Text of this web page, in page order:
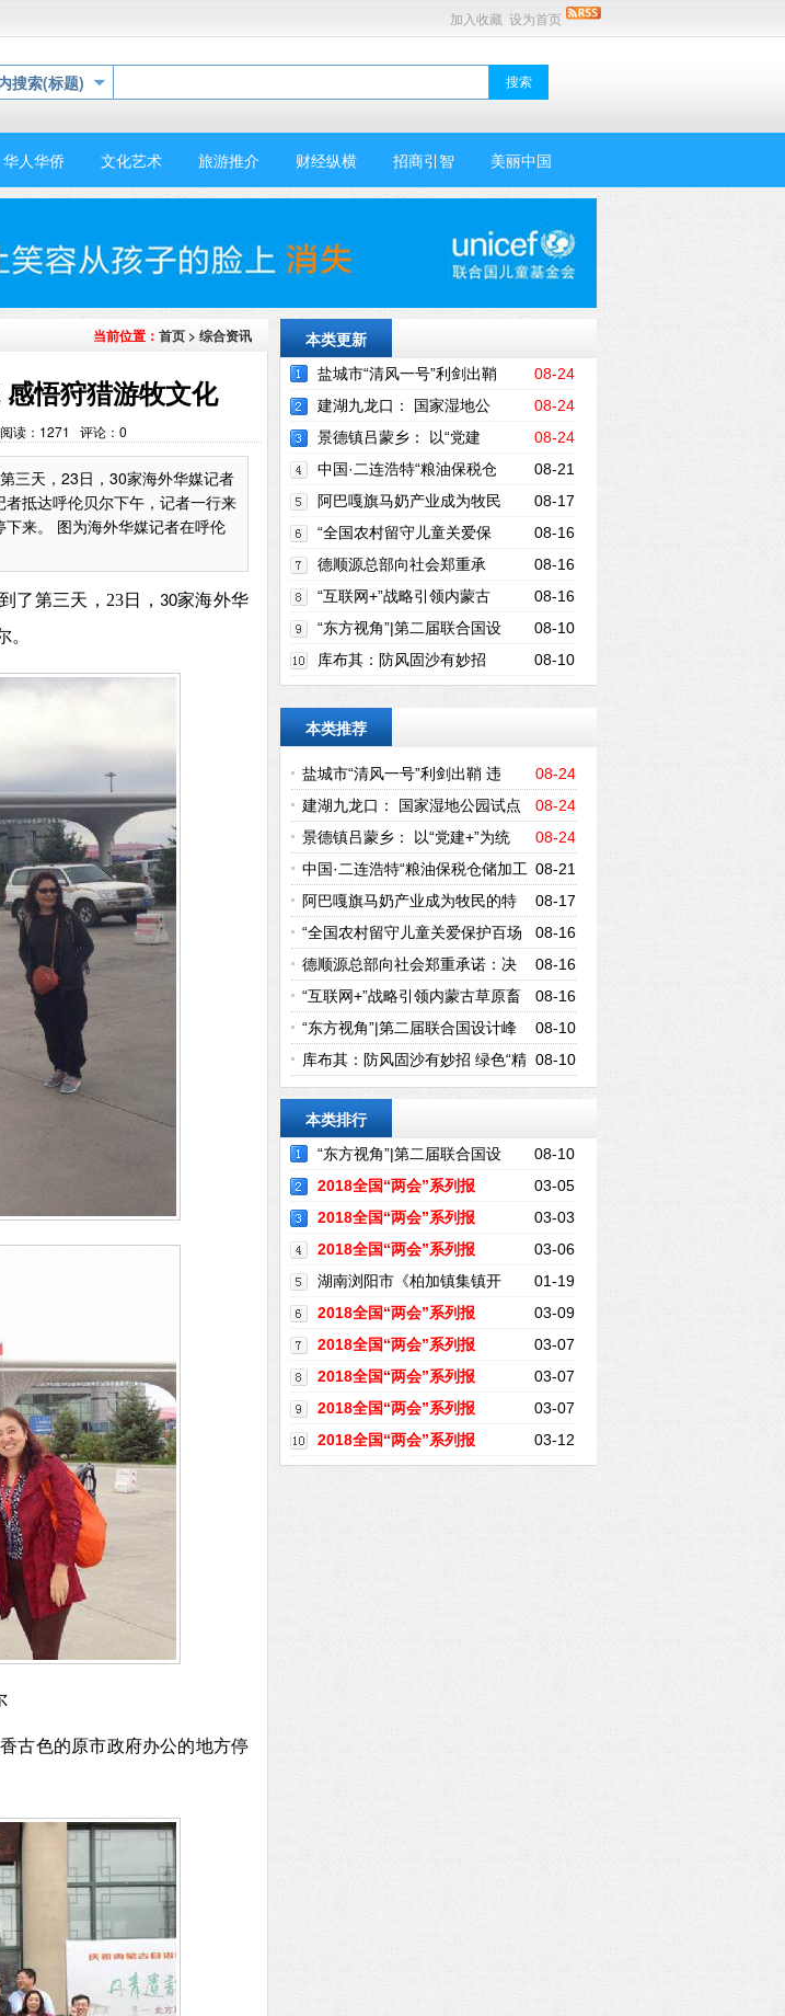
加入收藏 设为首页
搜索(标题)
华人华侨 文化艺术 旅游推介 财经纵横 招商引智 美丽中国
当前位置： 首页 > 综合资讯
悟狩猎游牧文化
读： 1271 评论： 0
三天，23日，30家海外华媒记者
抵达呼伦贝尔下午，记者一行来
来。 图为海外华媒记者在呼伦
了第三天， 23日， 30家海外华
。
古色的原市政府办公的地方停
本类更新
08-24
盐城市“清风一号”利剑出鞘
违规“挂证”取酬者赔了夫人又折兵 08-24
建湖九龙口： 国家湿地公
园试点建设接受国家级考察评估 08-24
景德镇吕蒙乡： 以“党建
+”为统领，深入推进重点工作 08-21
中国·二连浩特“粮油保税仓
储加工贸易园区启动 08-17
阿巴嘎旗马奶产业成为牧民
的特色致富项目 08-16
“全国农村留守儿童关爱保
护百场宣讲进工地”活动走进内蒙古 08-16
德顺源总部向社会郑重承
诺：决不会让消费者的权益遭受损失08-16
“互联网+”战略引领内蒙古
草原畜牧业走向新时代 08-10
“东方视角”|第二届联合国设
计峰会新闻发布会暨WAD世界青年大会
（深圳论坛）隆重举行
08-10
库布其：防风固沙有妙招
绿色“精灵”开财源
本类推荐
08-24
盐城市“清风一号”利剑出鞘 违
规“挂证”取酬者赔了夫人又折兵 08-24
建湖九龙口： 国家湿地公园试点
建设接受国家级考察评估 08-24
景德镇吕蒙乡： 以“党建+”为统
领，深入推进重点工作 08-21
中国·二连浩特“粮油保税仓储加工
贸易园区启动 08-17
阿巴嘎旗马奶产业成为牧民的特
色致富项目 08-16
“全国农村留守儿童关爱保护百场
宣讲进工地”活动走进内蒙古 08-16
德顺源总部向社会郑重承诺：决
不会让消费者的权益遭受损失 08-16
“互联网+”战略引领内蒙古草原畜
牧业走向新时代 08-10
“东方视角”|第二届联合国设计峰
会新闻发布会暨WAD世界青年大会（深
圳论坛）隆重举行
08-10
库布其：防风固沙有妙招 绿色“精
灵”开财源
本类排行
08-10
“东方视角”|第二届联合国设
计峰会新闻发布会暨WAD世界青年大会
（深圳论坛）隆重举行
03-05
2018全国“两会”系列报
道：十三届全国人大一次会议在京开幕03-03
2018全国“两会”系列报
道：全国政协十三届一次会议在京开幕03-06
2018全国“两会”系列报
道：聚焦2018政府工作报告 看未来城市发
展新目标
01-19
湖南浏阳市《柏加镇集镇开
发项目》是一起人为故意的征地诈骗03-09
2018全国“两会”系列报
道：浙江代表团——深化“最多跑一次”改
革
03-07
2018全国“两会”系列报
道：江西代表团——打好脱贫攻坚战03-07
2018全国“两会”系列报
道：福建代表团——优化营商环境 构
建“亲”“清”政商关系
03-07
2018全国“两会”系列报
道：加快特色现代农业建设 推进福建乡村
振兴战略
03-12
2018全国“两会”系列报
道：专访全国政协委员沈敏——应积极发